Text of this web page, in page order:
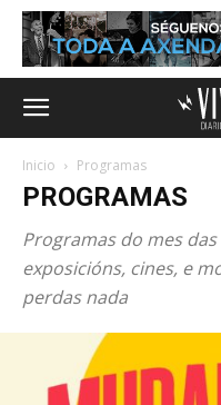
Inicio Programas
PROGRAMAS
Programas do mes
exposicións, cines, e
perdas nada